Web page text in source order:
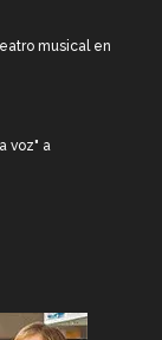
musical en
voz" a